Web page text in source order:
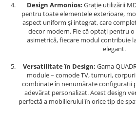
Design Armonios: Grație utilizării
pentru toate elementele exterioare,
aspect uniform și integrat, care
decor modern. Fie că optați pentru
asimetrică, fiecare modul contribuie
elegant.
Versatilitate în Design: Gama
module – comode TV, turnuri,
combinate în nenumărate configurații
adevărat personalizat. Acest design
perfectă a mobilierului în orice tip de